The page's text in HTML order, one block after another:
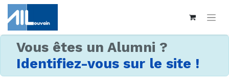
Vous êtes un Alumni ?
Identifiez-vous sur le site !